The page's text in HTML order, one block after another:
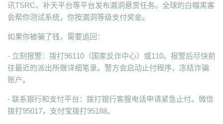
讯TSRC、补天平台等平台发布漏洞悬赏任务。全球的白帽黑客
会帮你测试系统，你按漏洞等级支付奖金。
如果你被骗了钱，需要追回：
- 立刻报警：拨打96110（国家反诈中心）或110。报警后尽快前
往最近的派出所做详细笔录。警方会启动止付程序，冻结诈骗
账户。
- 联系银行和支付平台：拨打银行客服电话申请紧急止付。微信
拨打95017，支付宝拨打95188。